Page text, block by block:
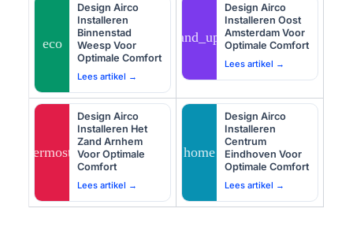
eco
Design Airco
Installeren
Binnenstad
Weesp Voor
Optimale Comfort
Lees artikel →
tips_and_updates
Design Airco
Installeren Oost
Amsterdam Voor
Optimale Comfort
Lees artikel →
thermostat
Design Airco
Installeren Het
Zand Arnhem
Voor Optimale
Comfort
Lees artikel →
home
Design Airco
Installeren
Centrum
Eindhoven Voor
Optimale Comfort
Lees artikel →